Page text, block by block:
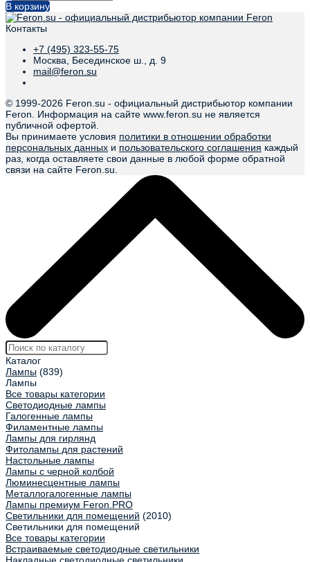
В корзину
Контакты
+7 (495) 323-55-75
Москва, Бесединское ш., д. 9
mail@feron.su
© 1999-2026 Feron.su - официальный дистрибьютор компании
Feron. Информация на сайте www.feron.su не является
публичной офертой.
Вы принимаете условия политики в отношении обработки
персональных данных и пользовательского соглашения каждый
раз, когда оставляете свои данные в любой форме обратной
связи на сайте Feron.su.
Каталог
Лампы (839)
Лампы
Все товары категории
Светодиодные лампы
Галогенные лампы
Филаментные лампы
Лампы для гирлянд
Фитолампы для растений
Настольные лампы
Лампы с черной колбой
Люминесцентные лампы
Металлогалогенные лампы
Лампы премиум Feron.PRO
Светильники для помещений (2010)
Светильники для помещений
Все товары категории
Встраиваемые светодиодные светильники